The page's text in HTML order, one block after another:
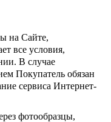
на Сайте,
все условия,
В случае
Покупатель обязан
сервиса Интернет-
фотообразцы,